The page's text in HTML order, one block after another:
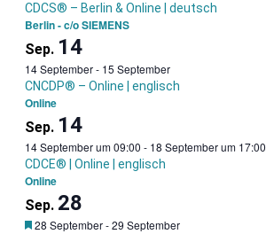
CDCS® – Berlin & Online | deutsch
Berlin - c/o SIEMENS
Sep. 14
14 September- 15 September
CNCDP® – Online | englisch
Online
Sep. 14
14 September um 09:00 - 18 September um 17:00
CDCE® | Online | englisch
Online
Sep. 28
Garantietermin
28 September-29 September